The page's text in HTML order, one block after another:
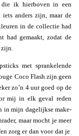
ik hierboven in een
anders zijn, maar de
in de collectie had
had gemaakt, zodat de
zijn.
met sprankelende
Coco Flash zijn geen
zo’n 4 uur goed op de
mij in elk geval reden
in mijn dagelijkse make-
maar mocht je meer
zorg er dan voor dat je